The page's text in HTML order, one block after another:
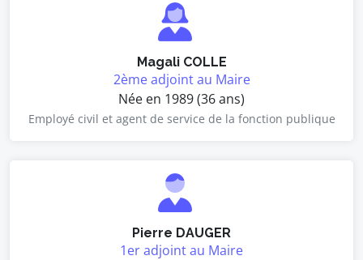
Magali COLLE
2ème adjoint au Maire
Née en 1989 (36 ans)
Employé civil et agent de service de la fonction publique
Pierre DAUGER
1er adjoint au Maire